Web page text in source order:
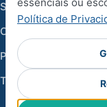
Sobre a Life Center
Central de Ajuda
Política de
Termos e Condições
Política de